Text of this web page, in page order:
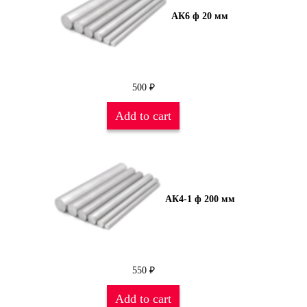
АК6 ф 20 мм
500 ₽
Add to cart
АК4-1 ф 200 мм
550 ₽
Add to cart